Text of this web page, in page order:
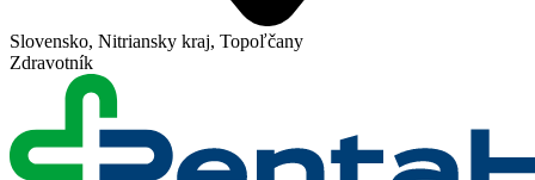
Slovensko, Nitriansky kraj, Topoľčany
Zdravotník